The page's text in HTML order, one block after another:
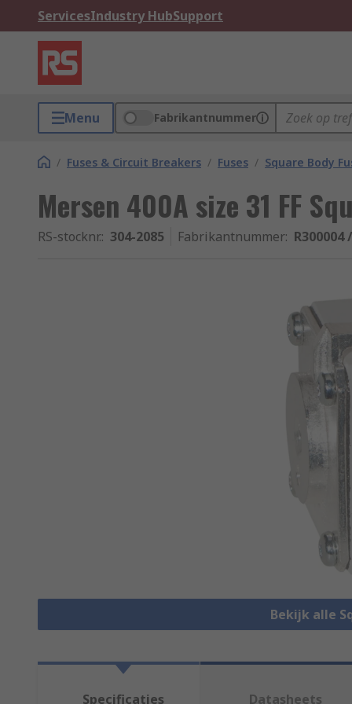
ServicesIndustry HubSupport
Menu Fabrikantnummer
/ Fuses & Circuit Breakers / Fuses / Square Body
Mersen 400A size 31 FF
RS-stocknr.: 304-2085 Fabrikantnummer: R300004
Bekijk alle
Specificaties Datasheets